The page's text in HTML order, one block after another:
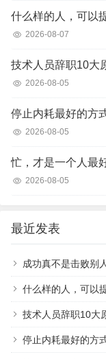
什么样的人，可以
2026-08-07
技术人员辞职10大
2026-08-05
停止内耗最好的方
2026-08-05
忙，才是一个人最
2026-08-05
最近发表
成功真不是击败别
什么样的人，可以
技术人员辞职10大
停止内耗最好的方